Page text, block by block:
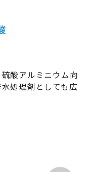
酸アルミニウム向
処理剤としても広